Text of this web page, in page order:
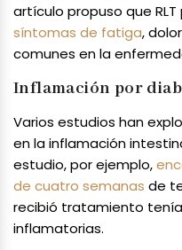
artículo propuso que
síntomas de fatiga,
comunes en la
Inflamación por
Varios estudios han
en la inflamación
estudio, por ejemplo,
de cuatro semanas de
recibió tratamiento
inflamatorias.